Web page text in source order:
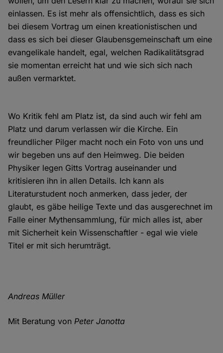
einlassen. Es ist mehr als offensichtlich, dass es sich
bei diesem Vortrag um einen kreationistischen und
dass es sich bei dieser Glaubensgemeinschaft um eine
evangelikale handelt, egal, welchen Radikalitätsgrad
sie momentan erreicht hat und wie sich sich nach
außen vermarktet.
Wo Kritik fehl am Platz ist, da sind auch wir fehl am
Platz und darum verlassen wir die Kirche. Ein
freundlicher Pilger macht noch ein Foto von uns und
wir begeben uns auf den Heimweg. Die beiden
Physiker legen Gitts Vortrag auseinander und
kritisieren ihn in allen Details. Ich kann als
Literaturstudent noch anmerken, dass jeder, der
glaubt, es gäbe heilige Texte und das ausgerechnet im
Falle einer Mythensammlung, für mich alles ist, aber
mit Sicherheit kein Wissenschaftler - egal wie viele
Titel er mit sich herumträgt.
Andreas Müller
Mit Beratung von Peter Janotta